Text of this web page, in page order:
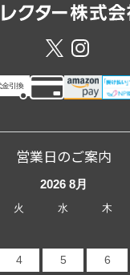
営業日のご案内
2026 8月
火 水 木
4 5 6